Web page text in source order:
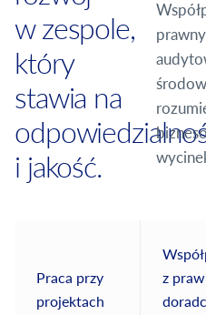
w zespole,
który
stawia na
i jakość.
Praca przy
projektach
z